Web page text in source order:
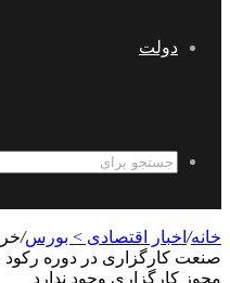
دولت
خانه/ اخبار اقتصادی > بورس/
صنعت کارگزاری در دوره
مجوز کارگزاری وجود ندارد